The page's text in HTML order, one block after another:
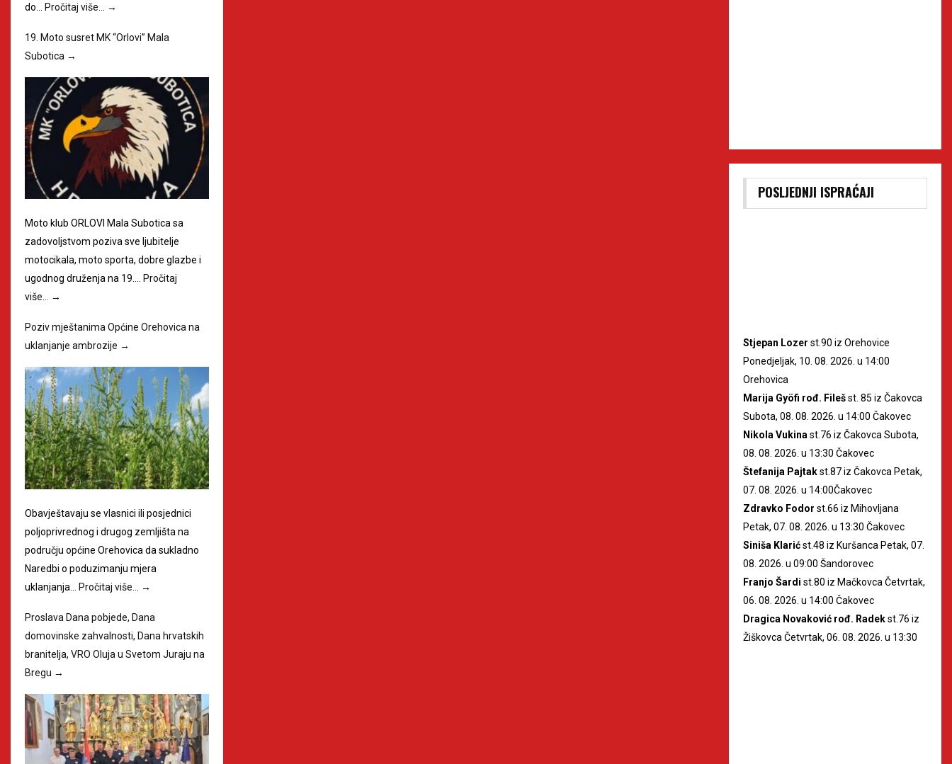
do… Pročitaj više… →
19. Moto susret MK “Orlovi” Mala
Subotica →
Moto klub ORLOVI Mala Subotica sa
zadovoljstvom poziva sve ljubitelje
motocikala, moto sporta, dobre glazbe i
ugodnog druženja na 19.… Pročitaj
više… →
Poziv mještanima Općine Orehovica na
uklanjanje ambrozije →
Obavještavaju se vlasnici ili posjednici
poljoprivrednog i drugog zemljišta na
području općine Orehovica da sukladno
Naredbi o poduzimanju mjera
uklanjanja…
Pročitaj više… →
Proslava Dana pobjede, Dana
domovinske zahvalnosti, Dana hrvatskih
branitelja, VRO Oluja u Svetom Juraju na
Bregu →
POSLJEDNJI ISPRAĆAJI
Stjepan Lozer st.90 iz Orehovice
Ponedjeljak, 10. 08. 2026. u 14:00
Orehovica
Marija Gyöfi rođ. Filešst. 85 iz Čakovca
Subota, 08. 08. 2026. u 14:00 Čakovec
Nikola Vukina st.76 iz Čakovca Subota,
08. 08. 2026. u 13:30 Čakovec
Štefanija Pajtakst.87 iz Čakovca Petak,
07. 08. 2026. u 14:00Čakovec
Zdravko Fodor st.66 iz Mihovljana
Petak, 07. 08. 2026. u 13:30 Čakovec
Siniša Klarićst.48 iz Kuršanca Petak, 07.
08. 2026. u 09:00 Šandorovec
Franjo Šardi st.80 iz Mačkovca Četvrtak,
06. 08. 2026. u 14:00 Čakovec
Dragica Novaković rođ. Radekst.76 iz
Žiškovca Četvrtak, 06. 08. 2026. u 13:30